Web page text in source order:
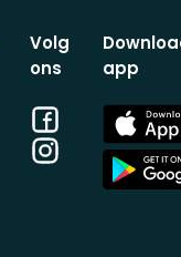
Volg
ons
Facebook
Instagram
app
App
Store
App
Store